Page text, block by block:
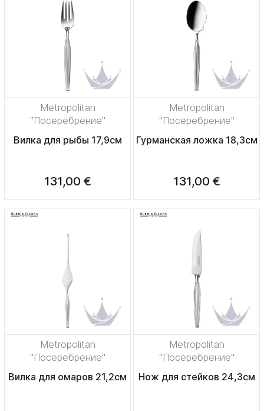
Metropolitan
"Посеребрение"
Вилка для рыбы 17,9см
131,00 €
Metropolitan
"Посеребрение"
Гурманская ложка 18,3см
131,00 €
Metropolitan
"Посеребрение"
Вилка для омаров 21,2см
Metropolitan
"Посеребрение"
Нож для стейков 24,3см